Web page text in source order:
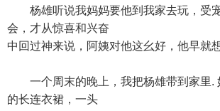
杨雄听说我妈妈要他到我家去玩，受
会，才从惊喜和兴奋
中回过神来说，阿姨对他这幺好，他早就
一个周末的晚上，我把杨雄带到家里.
的长连衣裙，一头